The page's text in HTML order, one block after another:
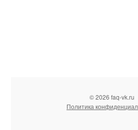
© 2026 faq-vk.ru
Политика